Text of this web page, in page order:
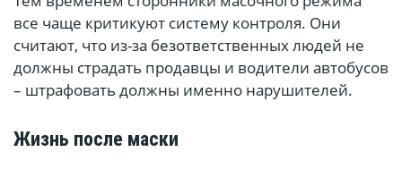
все чаще критикуют систему контроля. Они
считают, что из-за безответственных людей не
должны страдать продавцы и водители автобусов
– штрафовать должны именно нарушителей.
Жизнь после маски